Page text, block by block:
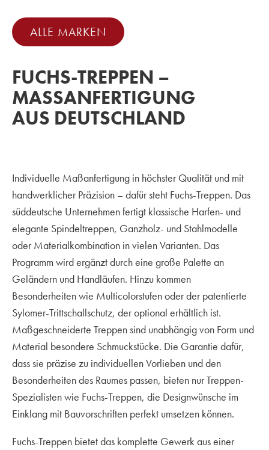
FUCHS-TREPPEN –
MASSANFERTIGUNG A
US DEUTSCHLAND
ALLE MARKEN
Individuelle Maßanfertigung in höchster Qualität und mit
handwerklicher Präzision – dafür steht Fuchs-Treppen. Das
süddeutsche Unternehmen fertigt klassische Harfen- und
elegante Spindeltreppen, Ganzholz- und Stahlmodelle
oder Materialkombination in vielen Varianten. Das
Programm wird ergänzt durch eine große Palette an
Geländern und Handläufen. Hinzu kommen
Besonderheiten wie Multicolorstufen oder der patentierte
Sylomer-Trittschallschutz, der optional erhältlich ist.
Maßgeschneiderte Treppen sind unabhängig von Form und
Material besondere Schmuckstücke. Die Garantie dafür,
dass sie präzise zu individuellen Vorlieben und den
Besonderheiten des Raumes passen, bieten nur Treppen-
Spezialisten wie Fuchs-Treppen, die Designwünsche im
Einklang mit Bauvorschriften perfekt umsetzen können.
Fuchs-Treppen bietet das komplette Gewerk aus einer